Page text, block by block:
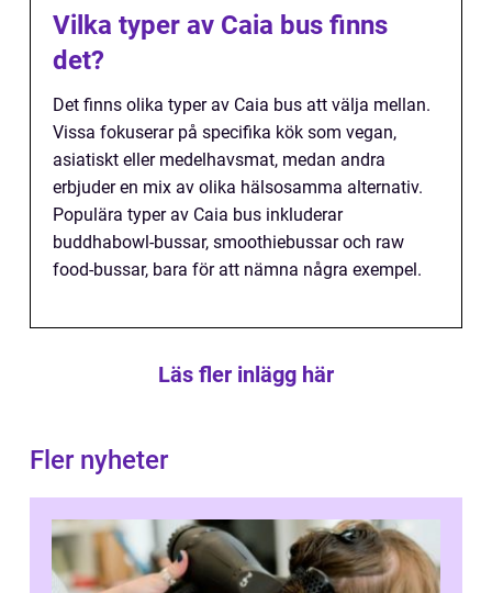
Vilka typer av Caia bus finns
det?
Det finns olika typer av Caia bus att välja mellan.
Vissa fokuserar på specifika kök som vegan,
asiatiskt eller medelhavsmat, medan andra
erbjuder en mix av olika hälsosamma alternativ.
Populära typer av Caia bus inkluderar
buddhabowl-bussar, smoothiebussar och raw
food-bussar, bara för att nämna några exempel.
Läs fler inlägg här
Fler nyheter